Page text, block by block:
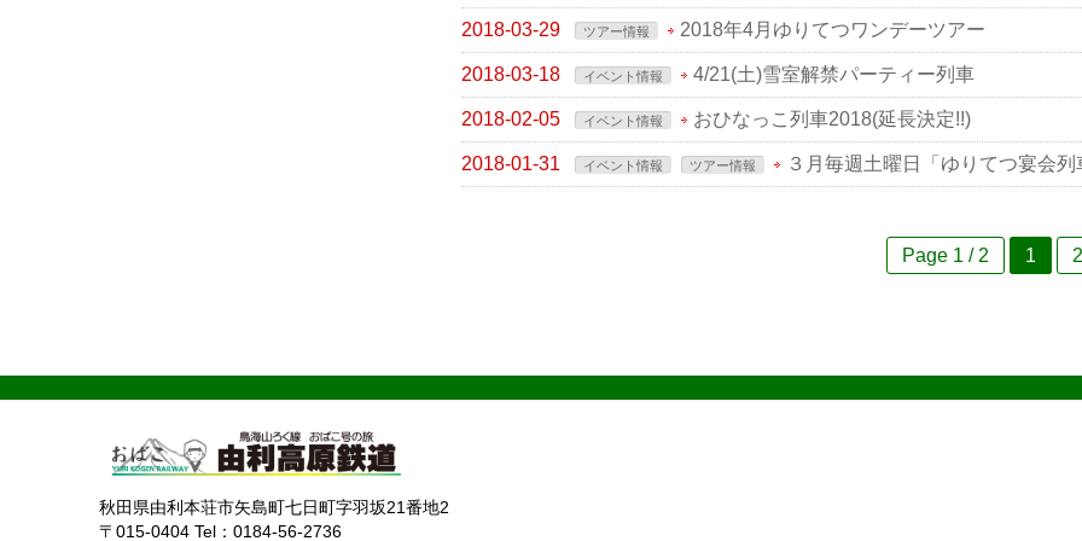
2018-03-29 ツアー情報 2018年4月ゆりてつワンデーツアー
2018-03-18 イベント情報 4/21(土)雪室解禁パーティー列車
2018-02-05 イベント情報 おひなっこ列車2018(延長決定!!)
2018-01-31 イベント情報 ツアー情報 ３月毎週土曜日「ゆりてつ宴会列
Page 1 / 2 1 2
秋田県由利本荘市矢島町七日町字羽坂21番地2
〒015-0404 Tel：0184-56-2736